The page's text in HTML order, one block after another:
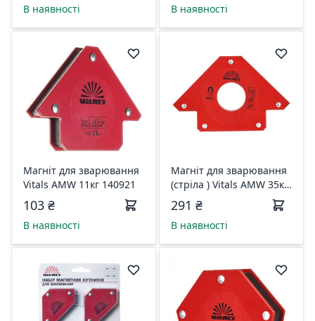
В наявності В наявності
Магнiт для зварювання
Vitals AMW 11кг 140921
103 ₴
В наявності
Магнiт для зварювання
(стріла ) Vitals AMW 35кг
155086
291 ₴
В наявності